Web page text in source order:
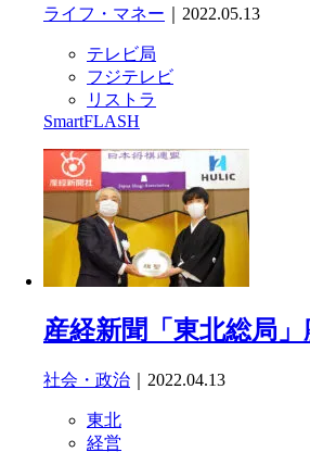
ライフ・マネー ｜2022.05.13
テレビ局
フジテレビ
リストラ
SmartFLASH
産経新聞「東北総局
社会・政治 ｜2022.04.13
東北
経営